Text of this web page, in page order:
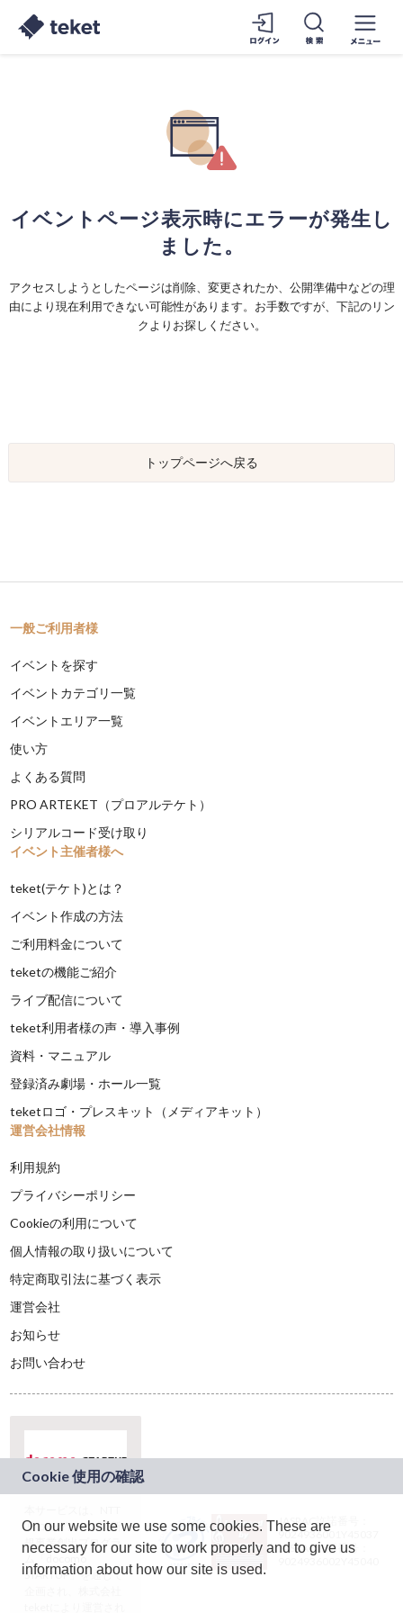
イベントページ表示時にエラーが発生し
ました。
アクセスしようとしたページは削除、変更されたか、公開準備中などの理
由により現在利用できない可能性があります。お手数ですが、下記のリン
クよりお探しください。
トップページへ戻る
一般ご利用者様
イベントを探す
イベントカテゴリ一覧
イベントエリア一覧
使い方
よくある質問
PRO ARTEKET（プロアルテケト）
シリアルコード受け取り
イベント主催者様へ
teket(テケト)とは？
イベント作成の方法
ご利用料金について
teketの機能ご紹介
ライブ配信について
teket利用者様の声・導入事例
資料・マニュアル
登録済み劇場・ホール一覧
teketロゴ・プレスキット（メディアキット）
運営会社情報
利用規約
プライバシーポリシー
Cookieの利用について
個人情報の取り扱いについて
特定商取引法に基づく表示
運営会社
お知らせ
お問い合わせ
ドコモグループの新
規事業創出プログラ
ム「docomo
STARTUP」を通じて
JASRAC許諾番号：
9024936001Y45037
JASRAC許諾番号：
On our website we use some cookies. These are
necessary for our site to work properly and to give us
information about how our site is used.